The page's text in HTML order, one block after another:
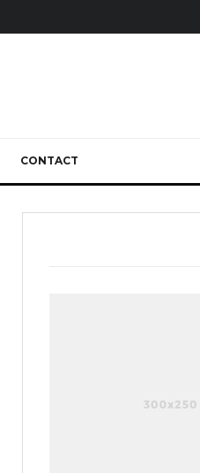
CONTACT